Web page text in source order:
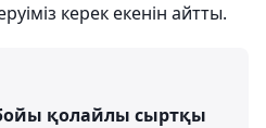
керек екенін айтты.
қолайлы сыртқы